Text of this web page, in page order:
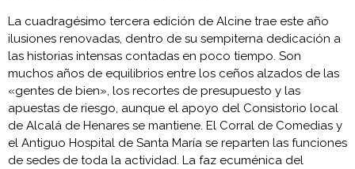
La cuadragésimo tercera edición de Alcine trae este año
ilusiones renovadas, dentro de su sempiterna dedicación a
las historias intensas contadas en poco tiempo. Son
muchos años de equilibrios entre los ceños alzados de las
«gentes de bien», los recortes de presupuesto y las
apuestas de riesgo, aunque el apoyo del Consistorio local
de Alcalá de Henares se mantiene. El Corral de Comedias y
el Antiguo Hospital de Santa María se reparten las funciones
de sedes de toda la actividad. La faz ecuménica del